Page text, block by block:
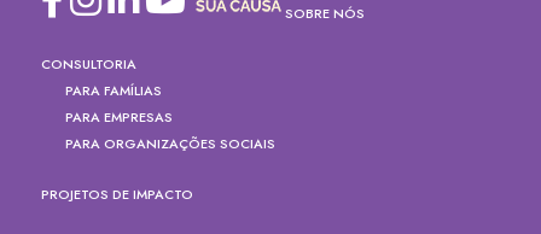
SOBRE NÓS
CONSULTORIA
PARA FAMÍLIAS
PARA EMPRESAS
PARA ORGANIZAÇÕES SOCIAIS
PROJETOS DE IMPACTO